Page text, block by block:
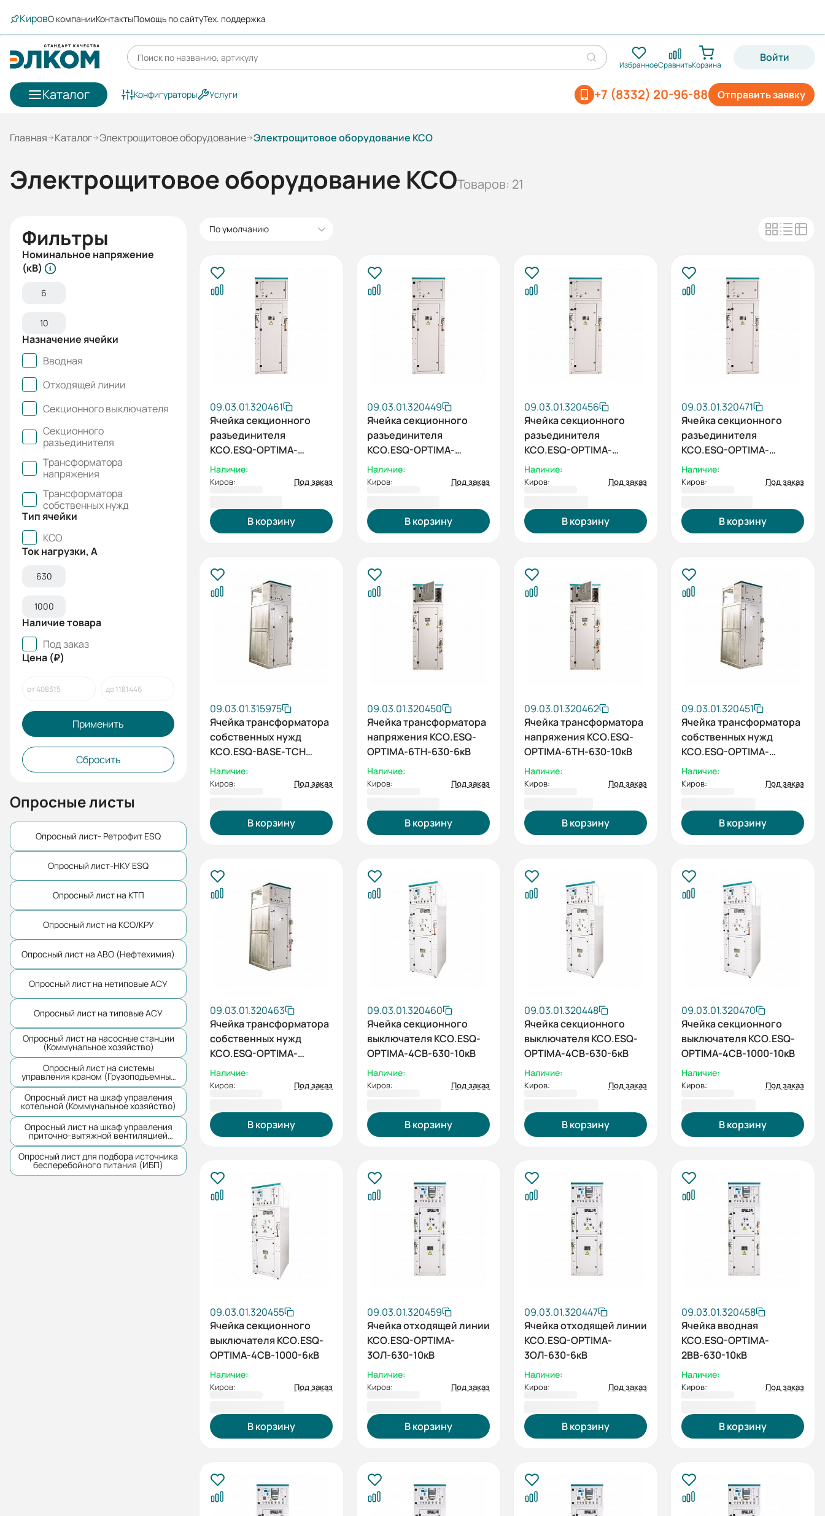
КировО компанииКонтактыПомощь по сайтуТех. поддержка
ИзбранноеСравнитьКорзина
Войти
Каталог Отправить заявку
+7 (8332) 20-96-88
Конфигураторы Услуги
Главная Каталог Электрощитовое оборудование Электрощитовое оборудование КСО
Электрощитовое оборудование КСОТоваров: 21
Фильтры
Номинальное напряжение
(кВ)
6
10
Назначение ячейки
Вводная
Отходящей линии
Секционного выключателя
Секционного
разъединителя
Трансформатора
напряжения
Трансформатора
собственных нужд
Тип ячейки
КСО
Ток нагрузки, А
630
1000
Наличие товара
Под заказ
Цена (₽)
Применить
Сбросить
Опросные листы
Опросный лист- Ретрофит ESQ
Опросный лист-НКУ ESQ
Опросный лист на КТП
Опросный лист на КСО/КРУ
Опросный лист на АВО (Нефтехимия)
Опросный лист на нетиповые АСУ
Опросный лист на типовые АСУ
Опросный лист на насосные станции
(Коммунальное хозяйство)
Опросный лист на системы
управления краном (Грузоподъемные
механизмы)
Опросный лист на шкаф управления
котельной (Коммунальное хозяйство)
Опросный лист на шкаф управления
приточно-вытяжной вентиляцией
(Коммунальное хозяйство)
Опросный лист для подбора источника
бесперебойного питания (ИБП)
По умолчанию
09.03.01.320461
Ячейка секционного
разъединителя
КСО.ESQ-OPTIMA-
5СР-630-10кВ
Наличие:
Киров: Под заказ
В корзину
09.03.01.320449
Ячейка секционного
разъединителя
КСО.ESQ-OPTIMA-
5СР-630-6кВ
Наличие:
Киров: Под заказ
В корзину
09.03.01.320456
Ячейка секционного
разъединителя
КСО.ESQ-OPTIMA-
5СР-1000-6кВ
Наличие:
Киров: Под заказ
В корзину
09.03.01.320471
Ячейка секционного
разъединителя
КСО.ESQ-OPTIMA-
5СР-1000-10кВ
Наличие:
Киров: Под заказ
В корзину
09.03.01.315975
Ячейка трансформатора
собственных нужд
КСО.ESQ-BASE-ТСН
(40кВА)
Наличие:
Киров: Под заказ
В корзину
09.03.01.320450
Ячейка трансформатора
напряжения КСО.ESQ-
OPTIMA-6ТН-630-6кВ
Наличие:
Киров: Под заказ
В корзину
09.03.01.320462
Ячейка трансформатора
напряжения КСО.ESQ-
OPTIMA-6ТН-630-10кВ
Наличие:
Киров: Под заказ
В корзину
09.03.01.320451
Ячейка трансформатора
собственных нужд
КСО.ESQ-OPTIMA-
7ТСН-630-6кВ
Наличие:
Киров: Под заказ
В корзину
09.03.01.320463
Ячейка трансформатора
собственных нужд
КСО.ESQ-OPTIMA-
7ТСН-630-10кВ
Наличие:
Киров: Под заказ
В корзину
09.03.01.320460
Ячейка секционного
выключателя КСО.ESQ-
OPTIMA-4СВ-630-10кВ
Наличие:
Киров: Под заказ
В корзину
09.03.01.320448
Ячейка секционного
выключателя КСО.ESQ-
OPTIMA-4СВ-630-6кВ
Наличие:
Киров: Под заказ
В корзину
09.03.01.320470
Ячейка секционного
выключателя КСО.ESQ-
OPTIMA-4СВ-1000-10кВ
Наличие:
Киров: Под заказ
В корзину
09.03.01.320455
Ячейка секционного
выключателя КСО.ESQ-
OPTIMA-4СВ-1000-6кВ
Наличие:
Киров: Под заказ
В корзину
09.03.01.320459
Ячейка отходящей линии
КСО.ESQ-OPTIMA-
3ОЛ-630-10кВ
Наличие:
Киров: Под заказ
В корзину
09.03.01.320447
Ячейка отходящей линии
КСО.ESQ-OPTIMA-
3ОЛ-630-6кВ
Наличие:
Киров: Под заказ
В корзину
09.03.01.320458
Ячейка вводная
КСО.ESQ-OPTIMA-
2ВВ-630-10кВ
Наличие:
Киров: Под заказ
В корзину